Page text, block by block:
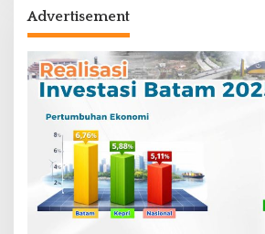
Advertisement